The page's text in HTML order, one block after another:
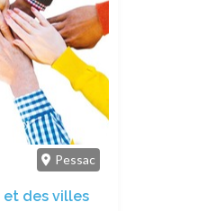
Pessac
et des villes